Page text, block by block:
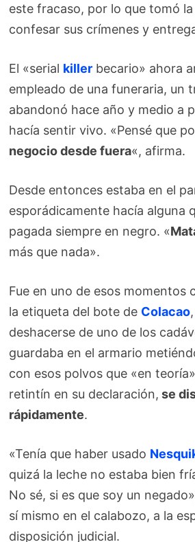
este fracaso, por lo que tomó
confesar sus crímenes y
El «serial killer becario» ahora
empleado de una funeraria, un
abandonó hace año y medio a
hacía sentir vivo. «Pensé que
negocio desde fuera«, afirma.
Desde entonces estaba en el
esporádicamente hacía alguna
pagada siempre en negro. «
más que nada».
Fue en uno de esos momentos
la etiqueta del bote de Colacao
deshacerse de uno de los
guardaba en el armario
con esos polvos que «en
retintín en su declaración, se
rápidamente.
«Tenía que haber usado
quizá la leche no estaba bien
No sé, si es que soy un
sí mismo en el calabozo, a la
disposición judicial.